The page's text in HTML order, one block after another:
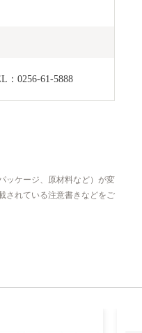
：0256-61-5888
ッケージ、原材料など）が変
されている注意書きなどをご